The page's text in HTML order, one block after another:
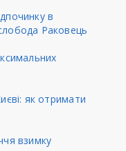
в
Раковець
як отримати
взимку